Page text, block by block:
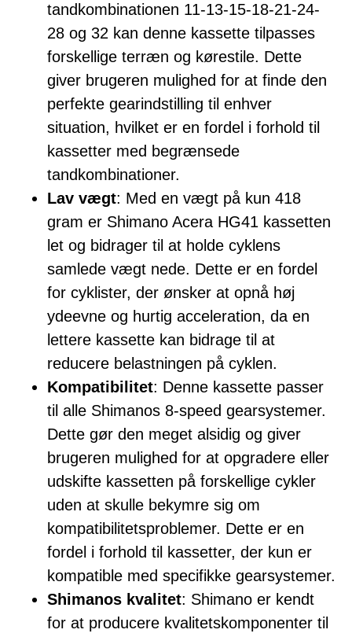
tandkombinationen 11-13-15-18-21-24-
28 og 32 kan denne kassette tilpasses
forskellige terræn og kørestile. Dette
giver brugeren mulighed for at finde den
perfekte gearindstilling til enhver
situation, hvilket er en fordel i forhold til
kassetter med begrænsede
tandkombinationer.
Lav vægt: Med en vægt på kun 418
gram er Shimano Acera HG41 kassetten
let og bidrager til at holde cyklens
samlede vægt nede. Dette er en fordel
for cyklister, der ønsker at opnå høj
ydeevne og hurtig acceleration, da en
lettere kassette kan bidrage til at
reducere belastningen på cyklen.
Kompatibilitet: Denne kassette passer
til alle Shimanos 8-speed gearsystemer.
Dette gør den meget alsidig og giver
brugeren mulighed for at opgradere eller
udskifte kassetten på forskellige cykler
uden at skulle bekymre sig om
kompatibilitetsproblemer. Dette er en
fordel i forhold til kassetter, der kun er
kompatible med specifikke gearsystemer.
Shimanos kvalitet: Shimano er kendt
for at producere kvalitetskomponenter til